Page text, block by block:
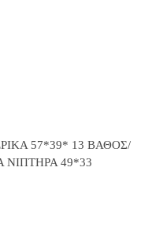
57*39* 13 ΒΑΘΟΣ/
ΝΙΠΤΗΡΑ 49*33